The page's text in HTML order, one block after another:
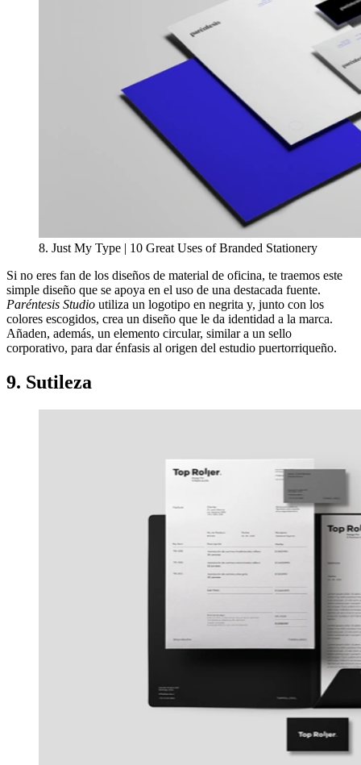
8. Just My Type | 10 Great Uses of Branded Stationery
Si no eres fan de los diseños de material de oficina, te traemos este
simple diseño que se apoya en el uso de una destacada fuente.
Paréntesis Studio utiliza un logotipo en negrita y, junto con los
colores escogidos, crea un diseño que le da identidad a la marca.
Añaden, además, un elemento circular, similar a un sello
corporativo, para dar énfasis al origen del estudio puertorriqueño.
9. Sutileza